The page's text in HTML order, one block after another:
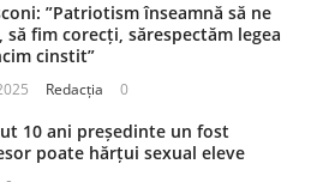
”Patriotism înseamnă să ne
să fim corecți, sărespectăm legea
cinstit”
Redacția 0
10 ani președinte un fost
poate hărțui sexual eleve